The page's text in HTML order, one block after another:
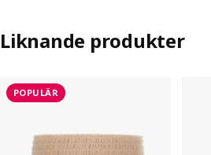
Liknande produkter
POPULÄR